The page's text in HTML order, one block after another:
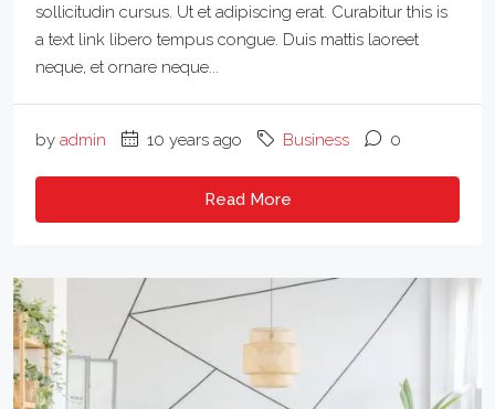
sollicitudin cursus. Ut et adipiscing erat. Curabitur this is
a text link libero tempus congue. Duis mattis laoreet
neque, et ornare neque...
by admin 10 years ago Business 0
Read More